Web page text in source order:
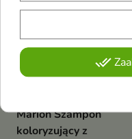
Marion Szampon
koloryzujący z
done_all